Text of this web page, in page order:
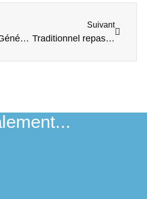
Assemblée Générale Mixte
Suivant
Traditionnel repas de Noël